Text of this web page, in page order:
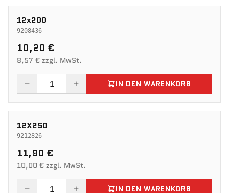
12x200
9208436
10,20 €
8,57 € zzgl. MwSt.
IN DEN WARENKORB
12X250
9212826
11,90 €
10,00 € zzgl. MwSt.
IN DEN WARENKORB